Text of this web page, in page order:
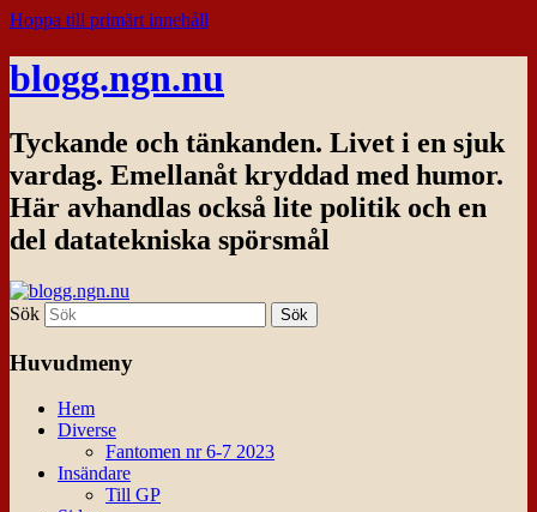
Hoppa till primärt innehåll
blogg.ngn.nu
Tyckande och tänkanden. Livet i en sjuk
vardag. Emellanåt kryddad med humor.
Här avhandlas också lite politik och en
del datatekniska spörsmål
Sök
Huvudmeny
Hem
Diverse
Fantomen nr 6-7 2023
Insändare
Till GP